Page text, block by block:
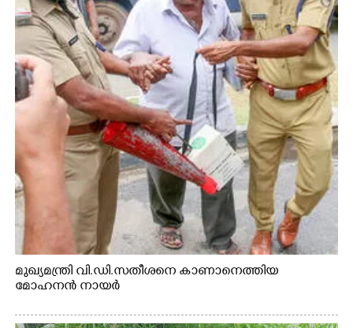
മുഖ്യമന്ത്രി വി.ഡി.സതീശനെ കാണാനെത്തിയ
മോഹനൻ നായർ